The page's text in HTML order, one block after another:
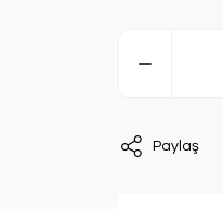
Paylaş